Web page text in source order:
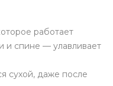
работает
и спине — улавливает
сухой, даже после